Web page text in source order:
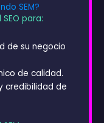
SEM?
para:
de su negocio
de calidad.
credibilidad de